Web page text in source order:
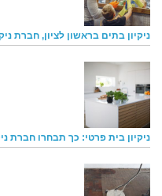
ניקיון בתים בראשון לציון, חברת
ניקיון בית פרטי: כך תבחרו חברת